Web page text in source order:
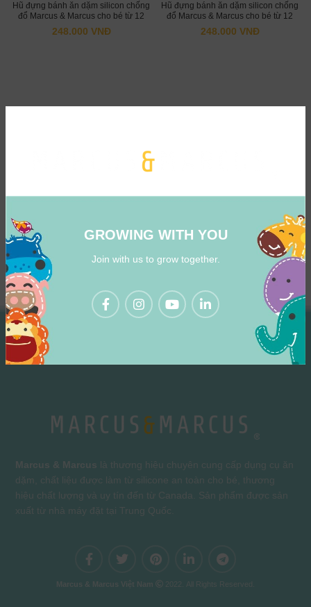
GROWING WITH YOU
Join with us to grow together.
Hũ đựng bánh ăn dặm silicon chống
đổ Marcus & Marcus cho bé từ 12
tháng – Pokey
248.000 VNĐ
Hũ đựng bánh ăn dặm silicon chống
đổ Marcus & Marcus cho bé từ 12
tháng – Willo
248.000 VNĐ
Marcus & Marcus là thương hiệu chuyên cung cấp dụng cụ ăn
dặm, chất liệu được làm từ silicone an toàn cho bé, thương
hiệu chất lượng và uy tín đến từ Canada. Sản phẩm được sản
xuất từ nhà máy đặt tại Trung Quốc.
Marcus & Marcus Việt Nam 2022. All Rights Reserved.